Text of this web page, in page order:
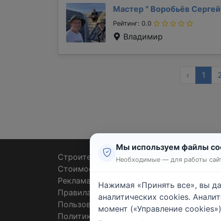
Мастер " Воробьёв Сергей
Рейтинг: 0.0
Владимир
‹ 1
Строительные тендеры
Стоимость работ
Реклама
Правила
Пользовательское соглашение
Политика конфиденциальности
Мы используем файлы
Необходимые — для работы
Нажимая «Принять все», вы
аналитических cookies.
момент («Управление